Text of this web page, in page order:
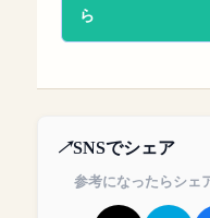
ら
SNSでシェア
参考になったらシェ